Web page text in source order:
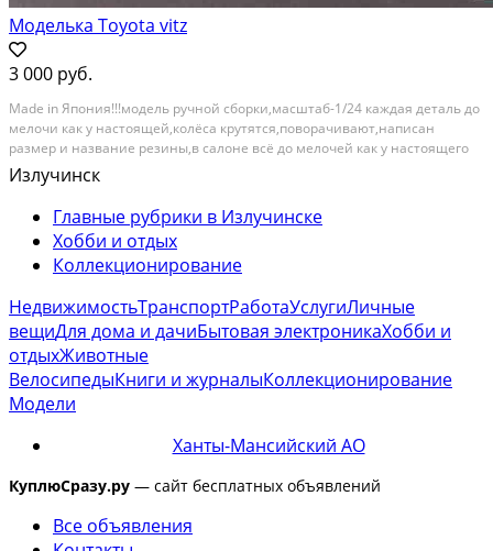
Моделька Toyota vitz
3 000 руб.
Made in Япония!!!модель ручной сборки,масштаб-1/24 каждая деталь до
мелочи как у настоящей,колёса крутятся,поворачивают,написан
размер и название резины,в салоне всё до мелочей как у настоящего
авто!!!доставка по городу бесплатно.. Категория: коллекционирование
Излучинск
Главные рубрики в Излучинске
Хобби и отдых
Коллекционирование
НедвижимостьТранспортРаботаУслугиЛичные
вещиДля дома и дачиБытовая электроникаХобби и
отдыхЖивотные
ВелосипедыКниги и журналыКоллекционирование
Модели
Ханты-Мансийский АО
КуплюСразу.ру — сайт бесплатных объявлений
Все объявления